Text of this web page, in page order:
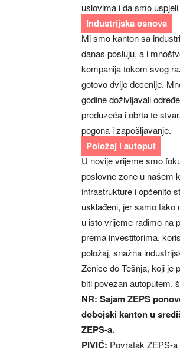
uslovima i da smo
Industrijska osnova
Mi smo kanton sa
danas posluju, a i
kompanija tokom svog
gotovo dvije decenije.
godine doživljavali
preduzeća i obrta te
pogona i zapošljavanje.
Položaj i autoput
U novije vrijeme smo
poslovne zone u našem
infrastrukture i općenito
usklađeni, jer samo tako
u isto vrijeme radimo na
prema investitorima,
položaj, snažna
Zenice do Tešnja, koji je
biti povezan autoputem,
NR: Sajam ZEPS
dobojski kanton u
ZEPS-a.
PIVIĆ: Povratak ZEPS-